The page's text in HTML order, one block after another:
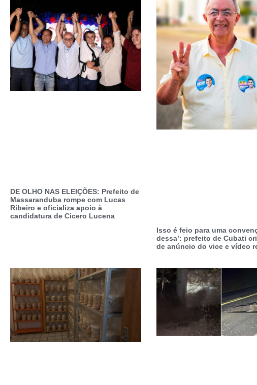
DE OLHO NAS ELEIÇÕES: Prefeito de
Massaranduba rompe com Lucas
Ribeiro e oficializa apoio à
candidatura de Cicero Lucena
Isso é feio para uma
dessa’: prefeito de Cubati
de anúncio do vice e vídeo